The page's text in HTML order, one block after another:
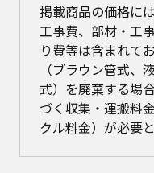
掲載商品の価格に
工事費、部材・工
り費等は含まれて
（ブラウン管式、
式）を廃棄する場
づく収集・運搬料
クル料金）が必要